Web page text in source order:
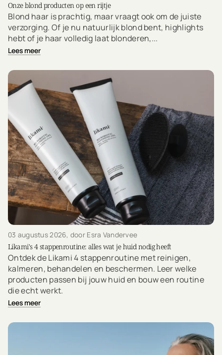
Onze blond producten op een rijtje
Blond haar is prachtig, maar vraagt ook om de juiste
verzorging. Of je nu natuurlijk blond bent, highlights
hebt of je haar volledig laat blonderen,...
Lees meer
03 augustus 2026, door Esra Vandervee
Likami's 4 stappenroutine: alles wat je huid nodig heeft
Ontdek de Likami 4 stappenroutine met reinigen,
kalmeren, behandelen en beschermen. Leer welke
producten passen bij jouw huid en bouw een routine
die echt werkt.
Lees meer